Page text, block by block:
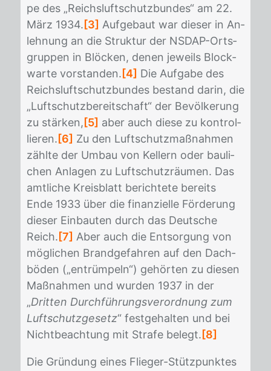
pe des „Reichs­luft­schutz­bun­des“ am 22.
März 1934. [3] Auf­ge­baut war die­ser in An­
leh­nung an die Struk­tur der NS­DAP-Orts­
grup­pen in Blö­cken, de­nen je­weils Block­
war­te vor­stan­den. [4] Die Auf­ga­be des
Reichs­luft­schutz­bun­des be­stand dar­in, die
„Luft­schutz­be­reit­schaft“ der Be­völ­ke­rung
zu stär­ken, [5] aber auch die­se zu kon­trol­
lie­ren. [6] Zu den Luft­schutz­maß­nah­men
zähl­te der Um­bau von Kel­lern oder bau­li­
chen An­la­gen zu Luft­schutz­räu­men. Das
amt­li­che Kreis­blatt be­rich­te­te be­reits
Ende 1933 über die fi­nan­zi­el­le För­de­rung
die­ser Ein­bau­ten durch das Deut­sche
Reich. [7] Aber auch die Ent­sor­gung von
mög­li­chen Brand­ge­fah­ren auf den Dach­
bö­den („ent­rüm­peln“) ge­hör­ten zu die­sen
Maß­nah­men und wur­den 1937 in der
„Dritten Durchführungsverordnung zum
Luftschutzgesetz“ fest­ge­hal­ten und bei
Nicht­be­ach­tung mit Stra­fe be­legt. [8]
Die Grün­dung ei­nes Flie­ger-Stütz­punk­tes